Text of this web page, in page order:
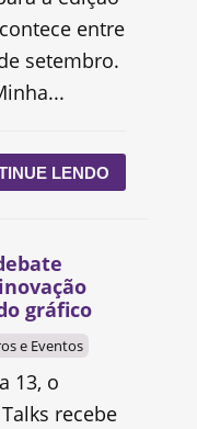
entre
setembro.
LENDO
gráfico
e Eventos
13, o
recebe